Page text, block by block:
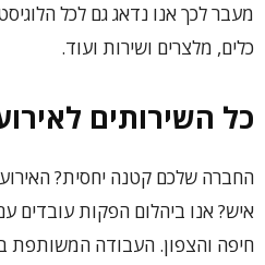
מעבר לכך אנו נדאג גם לכל
כלים, מלצרים ושירות ועוד.
כל השירותים
איש? אנו ביהלום הפקות עובדים
חיפה והצפון. העבודה המשותפת